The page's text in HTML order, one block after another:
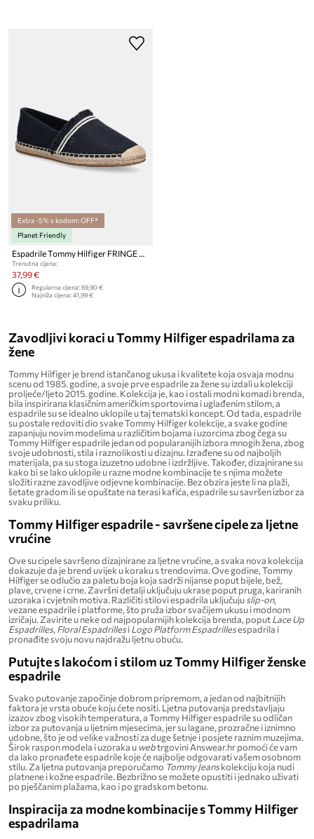
Extra -5% s kodom: OFF*
Planet Friendly
Espadrile Tommy Hilfiger FRINGE CANVAS CLOSED ESPADRILLE
Trenutna cijena:
37,99 €
Regularna cijena:69,90 €
Najniža cijena:41,99 €
Zavodljivi koraci u Tommy Hilfiger espadrilama za
žene
Tommy Hilfiger je brend istančanog ukusa i kvalitete koja osvaja modnu
scenu od 1985. godine, a svoje prve espadrile za žene su izdali u kolekciji
proljeće/ljeto 2015. godine. Kolekcija je, kao i ostali modni komadi brenda,
bila inspirirana klasičnim američkim sportovima i uglađenim stilom, a
espadrile su se idealno uklopile u taj tematski koncept. Od tada, espadrile
su postale redoviti dio svake Tommy Hilfiger kolekcije, a svake godine
zapanjuju novim modelima u različitim bojama i uzorcima zbog čega su
Tommy Hilfiger espadrile jedan od popularanijih izbora mnogih žena, zbog
svoje udobnosti, stila i raznolikosti u dizajnu. Izrađene su od najboljih
materijala, pa su stoga izuzetno udobne i izdržljive. Također, dizajnirane su
kako bi se lako uklopile u razne modne kombinacije te s njima možete
složiti razne zavodljive odjevne kombinacije. Bez obzira jeste li na plaži,
šetate gradom ili se opuštate na terasi kafića, espadrile su savršen izbor za
svaku priliku.
Tommy Hilfiger espadrile - savršene cipele za ljetne
vrućine
Ove su cipele savršeno dizajnirane za ljetne vrućine, a svaka nova kolekcija
dokazuje da je brend uvijek u koraku s trendovima. Ove godine, Tommy
Hilfiger se odlučio za paletu boja koja sadrži nijanse poput bijele, bež,
plave, crvene i crne. Završni detalji uključuju ukrase poput pruga, kariranih
uzoraka i cvjetnih motiva. Različiti stilovi espadrila uključujuslip-on,
vezane espadrile i platforme, što pruža izbor svačijem ukusu i modnom
izričaju. Zavirite u neke od najpopularnijih kolekcija brenda, poputLace Up
Espadrilles,Floral EspadrillesiLogo Platform Espadrillesespadrila i
pronađite svoju novu najdražu ljetnu obuću.
Putujte s lakoćom i stilom uz Tommy Hilfiger ženske
espadrile
Svako putovanje započinje dobrom pripremom, a jedan od najbitnijih
faktora je vrsta obuće koju ćete nositi. Ljetna putovanja predstavljaju
izazov zbog visokih temperatura, a Tommy Hilfiger espadrile su odličan
izbor za putovanja u ljetnim mjesecima, jer su lagane, prozračne i iznimno
udobne, što je od velike važnosti za duge šetnje i posjete raznim muzejima.
Širok raspon modela i uzoraka u webtrgovini Answear.hr pomoći će vam
da lako pronađete espadrile koje će najbolje odgovarati vašem osobnom
stilu. Za ljetna putovanja preporučamo Tommy Jeanskolekciju koja nudi
platnene i kožne espadrile. Bezbrižno se možete opustiti i jednako uživati
po pješčanim plažama, kao i po gradskom betonu.
Inspiracija za modne kombinacije s Tommy Hilfiger
espadrilama